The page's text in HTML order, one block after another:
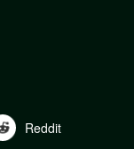
Reddit